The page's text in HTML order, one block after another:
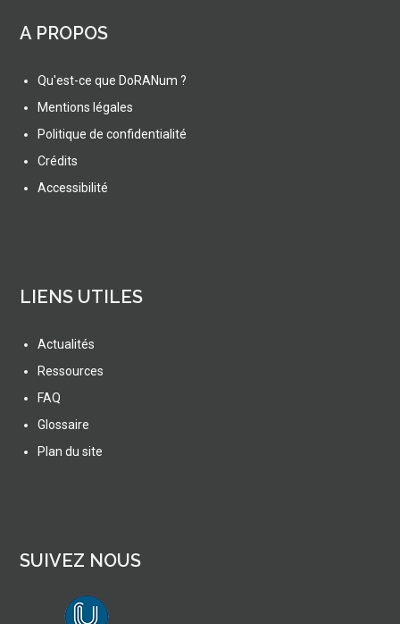
A PROPOS
Qu'est-ce que DoRANum ?
Mentions légales
Politique de confidentialité
Crédits
Accessibilité
LIENS UTILES
Actualités
Ressources
FAQ
Glossaire
Plan du site
SUIVEZ NOUS